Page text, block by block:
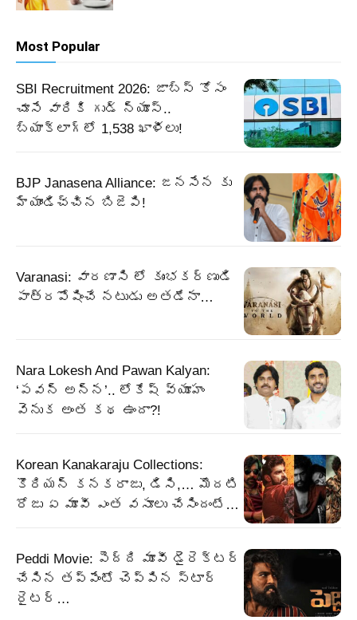
Most Popular
SBI Recruitment 2026: జాబ్స్‌ కోసం
చూసే వారికి గుడ్‌ న్యూస్‌..
బ్యాక్‌లాగ్‌లో 1,538 ఖాళీలు!
BJP Janasena Alliance: జనసేన కు
హ్యాండిచ్చిన బిజెపి!
Varanasi: వారణాసి లో కుంభకర్ణుడి
పాత్రపోషించే నటుడు అతడేనా…
Nara Lokesh And Pawan Kalyan:
‘పవన్ అన్న’.. లోకేష్ వ్యూహం
వెనుక అంత కథ ఉందా?!
Korean Kanakaraju Collections:
కొరియన్ కనకరాజు, డిసి,… మొదటి
రోజు ఏ మూవీ ఎంత వసూలు చేసిందంటే…
Peddi Movie: పెద్ది మూవీ డైరెక్టర్
చేసిన తప్పేంటో చెప్పిన స్టార్
రైటర్…